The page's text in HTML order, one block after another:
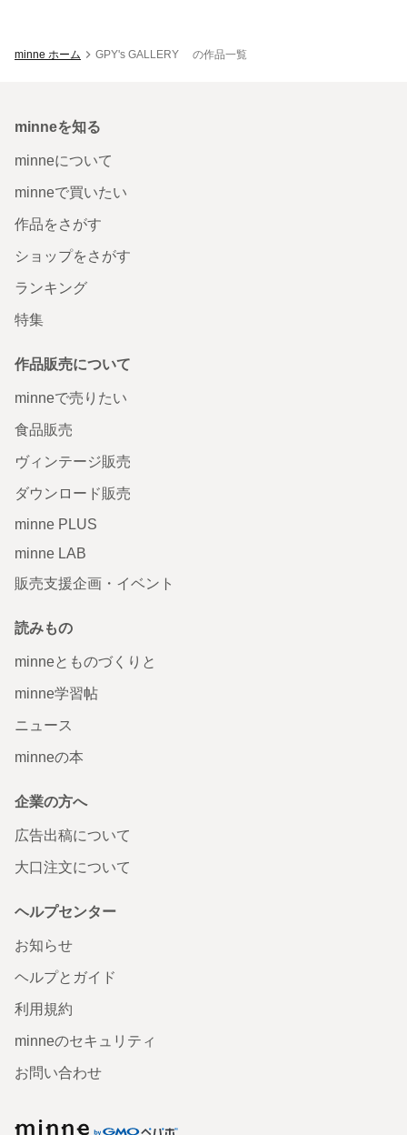
minne ホーム GPY's GALLERY の作品一覧
minneを知る
minneについて
minneで買いたい
作品をさがす
ショップをさがす
ランキング
特集
作品販売について
minneで売りたい
食品販売
ヴィンテージ販売
ダウンロード販売
minne PLUS
minne LAB
販売支援企画・イベント
読みもの
minneとものづくりと
minne学習帖
ニュース
minneの本
企業の方へ
広告出稿について
大口注文について
ヘルプセンター
お知らせ
ヘルプとガイド
利用規約
minneのセキュリティ
お問い合わせ